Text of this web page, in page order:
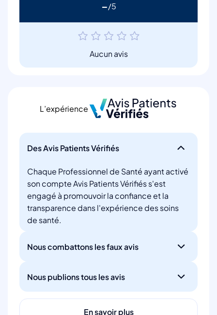
-
Aucun avis
L’expérience
Des Avis Patients Vérifiés
Chaque Professionnel de Santé ayant activé
son compte Avis Patients Vérifiés s'est
engagé à promouvoir la confiance et la
transparence dans l'expérience des soins
de santé.
Nous combattons les faux avis
Nous publions tous les avis
En savoir plus